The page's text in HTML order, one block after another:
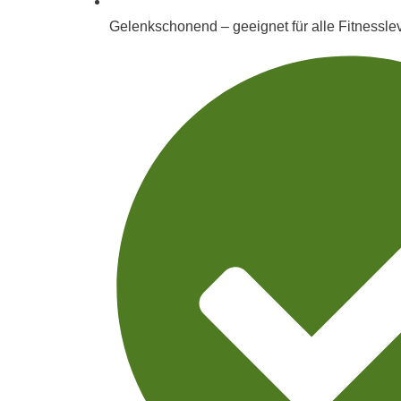
Gelenkschonend – geeignet für alle